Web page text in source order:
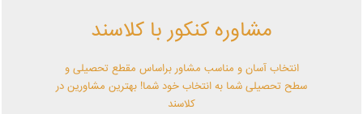
مشاوره کنکور با کلاسند
انتخاب آسان و مناسب مشاور براساس مقطع تحصیلی و
سطح تحصیلی شما به انتخاب خود شما! بهترین مشاورین در
کلاسند